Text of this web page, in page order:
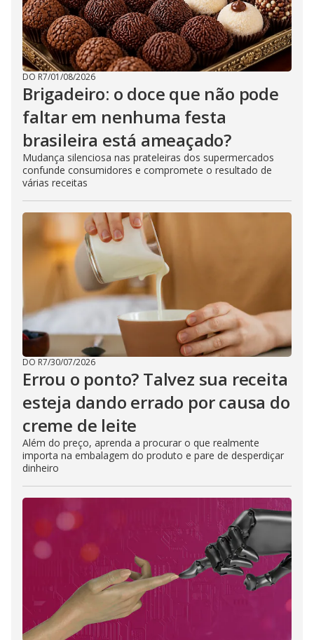
DO R7/01/08/2026
Brigadeiro: o doce que não pode
faltar em nenhuma festa
brasileira está ameaçado?
Mudança silenciosa nas prateleiras dos supermercados
confunde consumidores e compromete o resultado de
várias receitas
DO R7/30/07/2026
Errou o ponto? Talvez sua receita
esteja dando errado por causa do
creme de leite
Além do preço, aprenda a procurar o que realmente
importa na embalagem do produto e pare de desperdiçar
dinheiro